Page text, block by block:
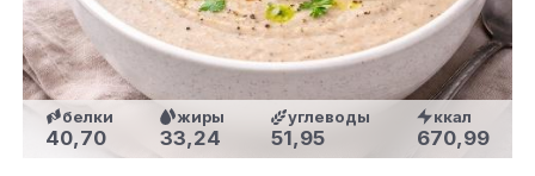
белки
40,70
жиры
33,24
углеводы
51,95
ккал
670,99